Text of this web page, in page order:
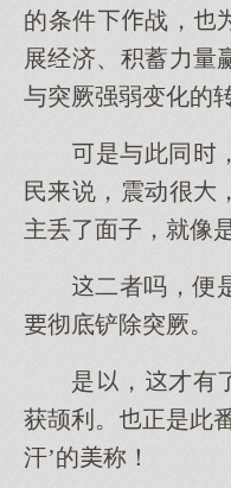
的条件战，
展经济、积蓄力
与突厥强弱变化的
是与此同
民说，震动很
主丢了面子，就像
二者吗，便
彻底铲除突厥。
是，才有
获颉利。正是此
汗’的称！